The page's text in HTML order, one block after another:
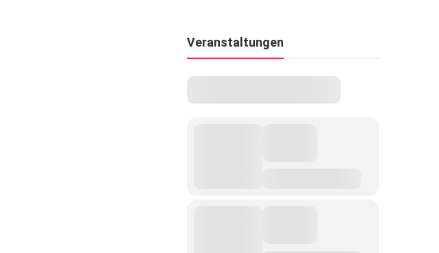
Veranstaltungen